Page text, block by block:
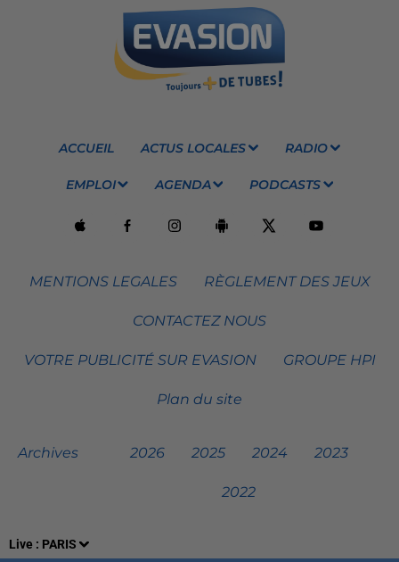
Live : PARIS
ACCUEIL ACTUS LOCALES RADIO
EMPLOI AGENDA PODCASTS
MENTIONS LEGALES RÈGLEMENT DES JEUX
CONTACTEZ NOUS
VOTRE PUBLICITÉ SUR EVASION GROUPE HPI
Plan du site
Archives 2026 2025 2024 2023
2022